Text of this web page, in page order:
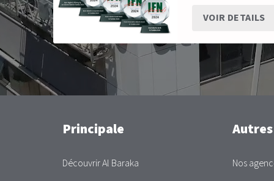
VOIR DETAILS
Main
Principale
Découvrir Al Baraka
Autres
Nos